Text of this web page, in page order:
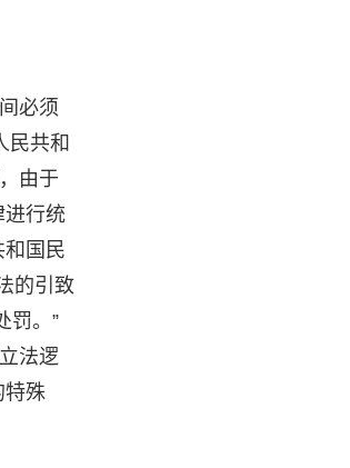
必须
民共和
由于
进行统
和国民
的引致
罚。”
法逻
特殊